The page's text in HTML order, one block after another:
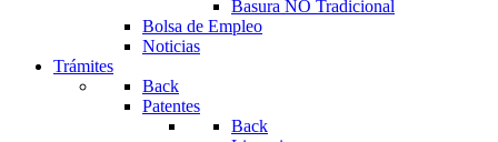
Basura NO Tradicional
Bolsa de Empleo
Noticias
Trámites
Back
Patentes
Back